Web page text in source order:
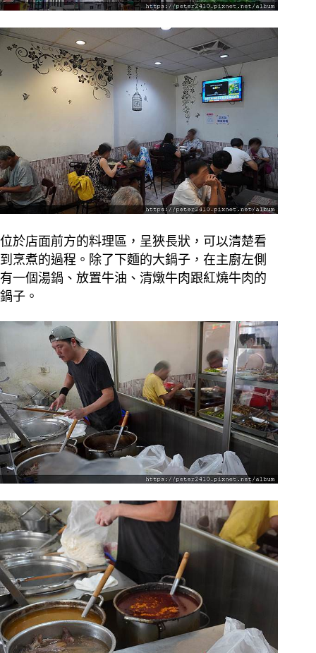
位於店面前方的料理區，呈狹長狀，可以清楚看
到烹煮的過程。除了下麵的大鍋子，在主廚左側
有一個湯鍋、放置牛油、清燉牛肉跟紅燒牛肉的
鍋子。